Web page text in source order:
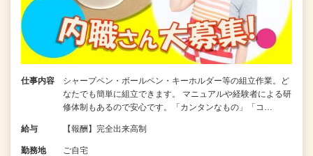
仕事内容
シャープペン・ボールペン・キーホルダー等の組立作業。ど
なたでも簡単に組立できます。 マニュアルや経験者による研
修体制もあるので安心です。「カンタンなもの」「コ…
給与 【報酬】完全出来高制
勤務地 ご自宅